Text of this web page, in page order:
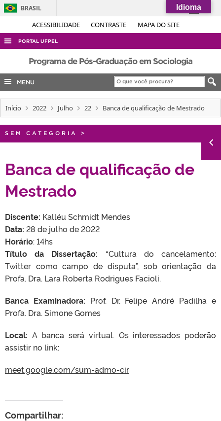
ACESSIBILIDADE CONTRASTE MAPA DO SITE
BRASIL
Simplifique!
Acesso à informação
Legislação
Canais
PORTAL UFPEL
ACESSO À INFORMAÇÃO
AUDITORIA
COBALTO
CONCURSOS
EDITAIS
INTERNACIONAL
PORTARIAS
TELEFONES
Programa de Pós-Graduação em Sociologia
MENU
Início 2022 Julho 22 Banca de qualificação de Mestrado
SEM CATEGORIA >
Banca de qualificação de
Mestrado
Discente: Kalléu Schmidt Mendes
Data: 28 de julho de 2022
Horário: 14hs
Título da Dissertação: “Cultura do cancelamento:
Twitter como campo de disputa”, sob orientação da
Profa. Dra. Lara Roberta Rodrigues Facioli.
Banca Examinadora: Prof. Dr. Felipe André Padilha e
Profa. Dra. Simone Gomes
Local: A banca será virtual. Os interessados poderão
assistir no link:
meet.google.com/sum-admo-cir
Compartilhar:
Idioma